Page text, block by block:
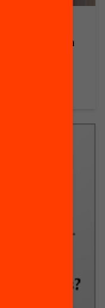
en
les